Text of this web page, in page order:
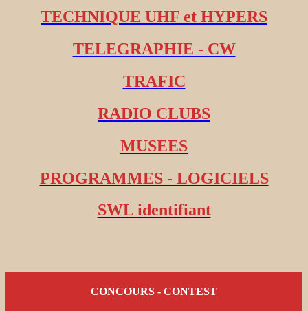
TECHNIQUE UHF et HYPERS
TELEGRAPHIE - CW
TRAFIC
RADIO CLUBS
MUSEES
PROGRAMMES - LOGICIELS
SWL identifiant
CONCOURS - CONTEST